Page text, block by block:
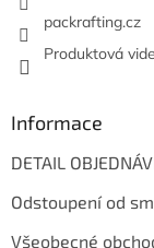
packrafting.cz
Produktová
Informace
DETAIL
Odstoupení od
Všeobecné